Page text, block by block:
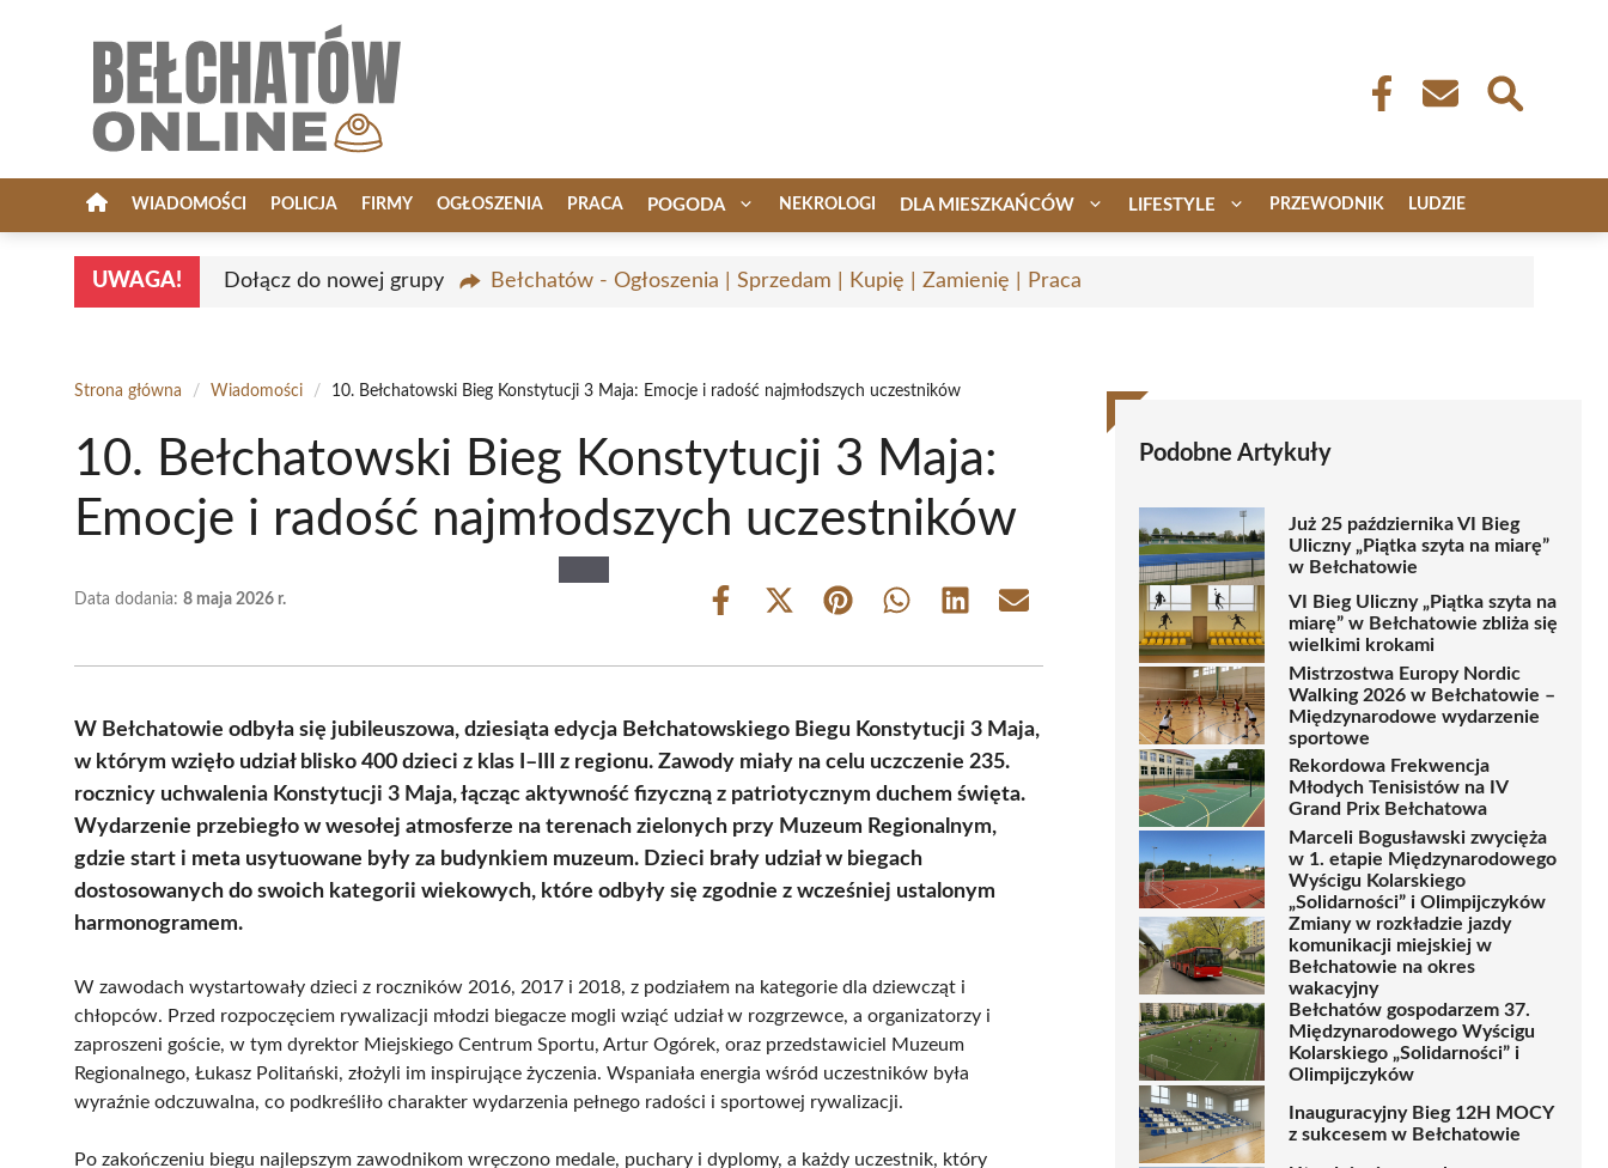
WIADOMOŚCI POLICJA FIRMY OGŁOSZENIA PRACA POGODA NEKROLOGI DLA MIESZKAŃCÓW LIFESTYLE PRZEWODNIK LUDZIE
UWAGA! Dołącz do nowej grupy Bełchatów - Ogłoszenia | Sprzedam | Kupię | Zamienię | Praca
Strona główna / Wiadomości / 10. Bełchatowski Bieg Konstytucji 3 Maja: Emocje i radość najmłodszych uczestników
10. Bełchatowski Bieg Konstytucji 3 Maja:
Emocje i radość najmłodszych uczestników
Data dodania: 8 maja 2026 r.
Share
Share
(Twitter)
Share Share Share Share
W Bełchatowie odbyła się jubileuszowa, dziesiąta edycja Bełchatowskiego Biegu Konstytucji 3 Maja,
w którym wzięło udział blisko 400 dzieci z klas I–III z regionu. Zawody miały na celu uczczenie 235.
rocznicy uchwalenia Konstytucji 3 Maja, łącząc aktywność fizyczną z patriotycznym duchem święta.
Wydarzenie przebiegło w wesołej atmosferze na terenach zielonych przy Muzeum Regionalnym,
gdzie start i meta usytuowane były za budynkiem muzeum. Dzieci brały udział w biegach
dostosowanych do swoich kategorii wiekowych, które odbyły się zgodnie z wcześniej ustalonym
harmonogramem.
W zawodach wystartowały dzieci z roczników 2016, 2017 i 2018, z podziałem na kategorie dla dziewcząt i
chłopców. Przed rozpoczęciem rywalizacji młodzi biegacze mogli wziąć udział w rozgrzewce, a organizatorzy i
zaproszeni goście, w tym dyrektor Miejskiego Centrum Sportu, Artur Ogórek, oraz przedstawiciel Muzeum
Regionalnego, Łukasz Politański, złożyli im inspirujące życzenia. Wspaniała energia wśród uczestników była
wyraźnie odczuwalna, co podkreśliło charakter wydarzenia pełnego radości i sportowej rywalizacji.
Po zakończeniu biegu najlepszym zawodnikom wręczono medale, puchary i dyplomy, a każdy uczestnik, który
Podobne Artykuły
Już 25 października VI Bieg
Uliczny „Piątka szyta na miarę”
w Bełchatowie
VI Bieg Uliczny „Piątka szyta na
miarę” w Bełchatowie zbliża się
wielkimi krokami
Mistrzostwa Europy Nordic
Walking 2026 w Bełchatowie –
Międzynarodowe wydarzenie
sportowe
Rekordowa Frekwencja
Młodych Tenisistów na IV
Grand Prix Bełchatowa
Marceli Bogusławski zwycięża
w 1. etapie Międzynarodowego
Wyścigu Kolarskiego
„Solidarności” i Olimpijczyków
Zmiany w rozkładzie jazdy
komunikacji miejskiej w
Bełchatowie na okres
wakacyjny
Bełchatów gospodarzem 37.
Międzynarodowego Wyścigu
Kolarskiego „Solidarności” i
Olimpijczyków
Inauguracyjny Bieg 12H MOCY
z sukcesem w Bełchatowie